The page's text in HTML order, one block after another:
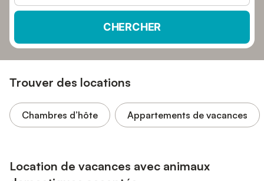
CHERCHER
Trouver des locations
Chambres d’hôte Appartements de vacances
Location de vacances avec animaux